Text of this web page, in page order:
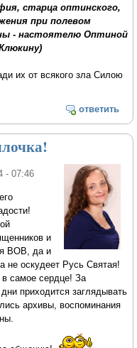
старца оптинского,
при полевом
- настоятелю Оптиной
их от всякого зла Силою
ответить
- 07:46
и
ВОВ, да и
не оскудеет Русь Святая!
в самое сердце! За
приходится заглядывать
архивы, воспоминания